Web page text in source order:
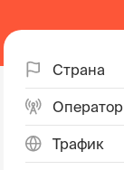
Страна
Оператор
Трафик